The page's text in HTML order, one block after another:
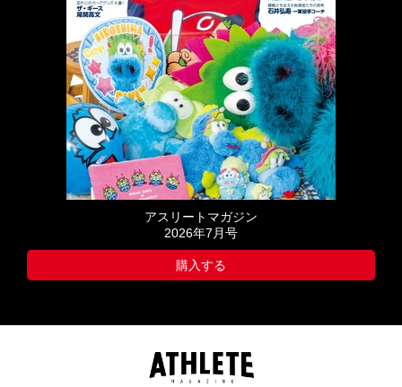
アスリートマガジン
2026年7月号
購入する